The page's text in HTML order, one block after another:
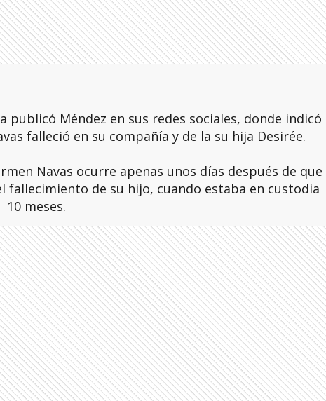
publicó Méndez en sus redes sociales, donde indicó
falleció en su compañía y de la su hija Desirée.
Navas ocurre apenas unos días después de que
fallecimiento de su hijo, cuando estaba en custodia
10 meses.